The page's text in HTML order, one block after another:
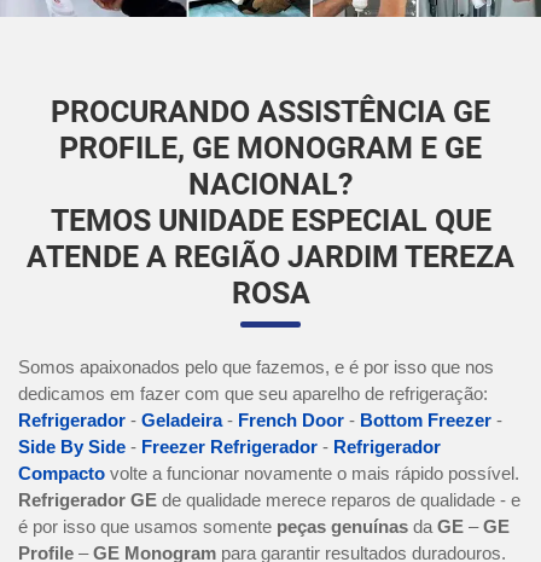
PROCURANDO ASSISTÊNCIA GE
PROFILE, GE MONOGRAM E GE
NACIONAL?
TEMOS UNIDADE ESPECIAL QUE
ATENDE A REGIÃO JARDIM TEREZA
ROSA
Somos apaixonados pelo que fazemos, e é por isso que nos
dedicamos em fazer com que seu aparelho de refrigeração:
Refrigerador - Geladeira- French Door - Bottom Freezer -
Side By Side - Freezer Refrigerador - Refrigerador
Compacto volte a funcionar novamente o mais rápido possível.
Refrigerador GE de qualidade merece reparos de qualidade - e
é por isso que usamos somente peças genuínas da GE –GE
Profile –GE Monogram para garantir resultados duradouros.